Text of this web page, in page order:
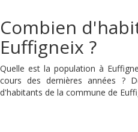
Combien
Euffigneix ?
Quelle est la population à
cours des dernières années ?
d'habitants de la commune de